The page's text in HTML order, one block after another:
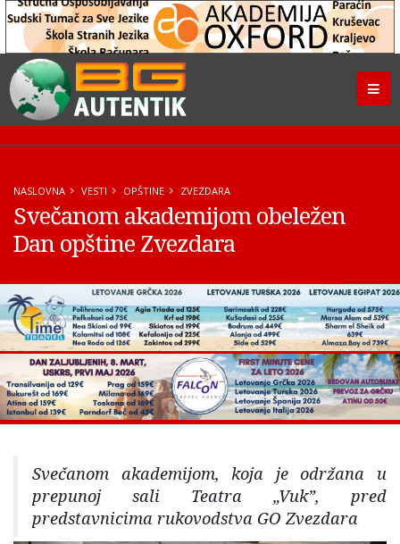
NASLOVNA VESTI OPŠTINE ZVEZDARA
Svečanom akademijom obeležen
Dan opštine Zvezdara
Svečanom akademijom, koja je održana u
prepunoj sali Teatra „Vuk”, pred
predstavnicima rukovodstva GO Zvezdara